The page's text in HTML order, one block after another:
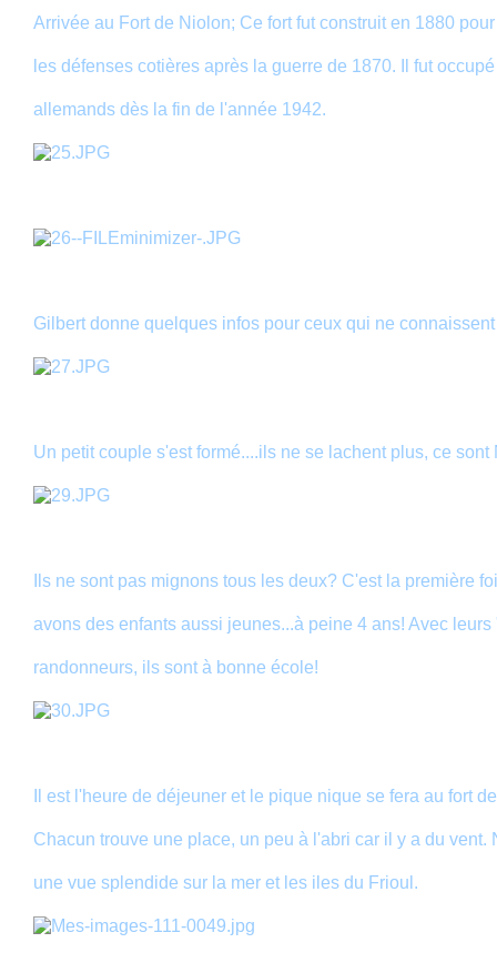
Arrivée au Fort de Niolon; Ce fort fut construit en 1880
les défenses cotières après la guerre de 1870. Il fut
allemands dès la fin de l'année 1942.
Gilbert donne quelques infos pour ceux qui ne
Un petit couple s'est formé....ils ne se lachent plus, ce sont
Ils ne sont pas mignons tous les deux? C'est la première
avons des enfants aussi jeunes...à peine 4 ans! Avec
randonneurs, ils sont à bonne école!
Il est l'heure de déjeuner et le pique nique se fera au fort
Chacun trouve une place, un peu à l'abri car il y a du vent.
une vue splendide sur la mer et les iles du Frioul.